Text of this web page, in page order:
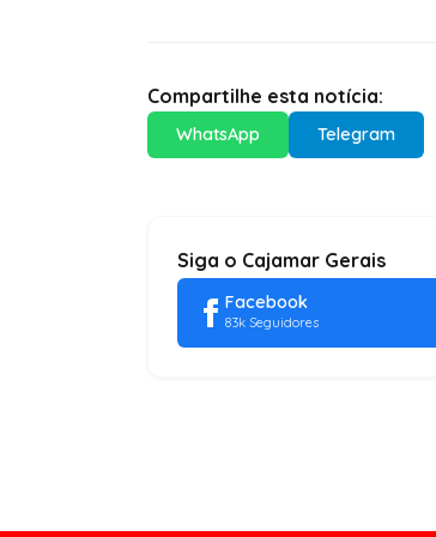
Compartilhe esta notícia:
WhatsApp Telegram
Siga o Cajamar Gerais
Facebook
83k Seguidores